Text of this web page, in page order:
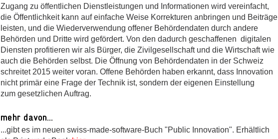
Zugang zu öffentlichen Dienstleistungen und Informationen wird vereinfacht,
die Öffentlichkeit kann auf einfache Weise Korrekturen anbringen und Beiträge
leisten, und die Wiederverwendung offener Behördendaten durch andere
Behörden und Dritte wird gefördert. Von den dadurch geschaffenen digitalen
Diensten profitieren wir als Bürger, die Zivilgesellschaft und die Wirtschaft wie
auch die Behörden selbst. Die Öffnung von Behördendaten in der Schweiz
schreitet 2015 weiter voran. Offene Behörden haben erkannt, dass Innovation
nicht primär eine Frage der Technik ist, sondern der eigenen Einstellung
zum gesetzlichen Auftrag.
mehr davon...
...gibt es im neuen swiss-made-software-Buch "Public Innovation". Erhältlich